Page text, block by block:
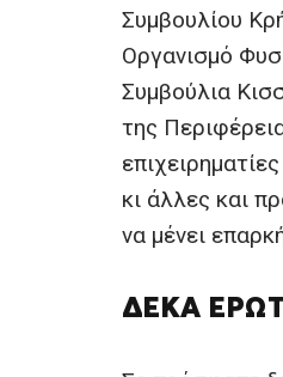
Συμβουλίου
Οργανισμό
Συμβούλια
της
κι άλλες και
να μένει
ΔΈΚΑ